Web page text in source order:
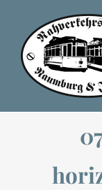
Inhalt
springen